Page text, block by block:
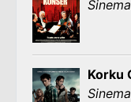
Korku